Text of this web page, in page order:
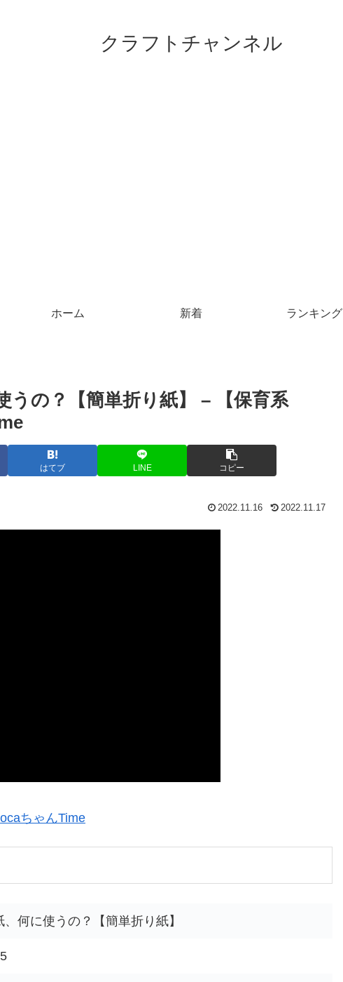
クラフトチャンネル
ホーム 新着 ランキング
うの？【簡単折り紙】 – 【保育系
はてブ LINE コピー
2022.11.16 2022.11.17
ちゃんTime
何に使うの？【簡単折り紙】